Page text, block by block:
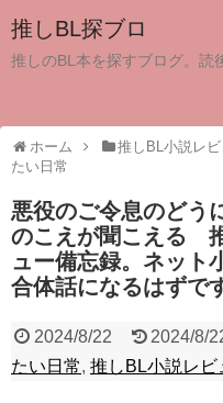
推しBL探ブロ
推しのBL本を探すブログ。読
ホーム 推しBL小説レビ
たい日常
悪役のご令息のど
のこえが聞こえる
ュー備忘録。ネット
合体話になるはずで
2024/8/22 2024/8/
たい日常, 推しBL小説レビ